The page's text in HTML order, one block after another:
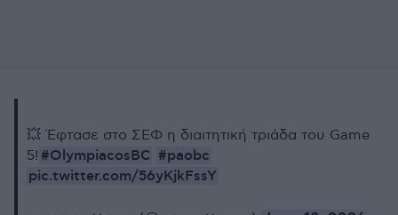
💥 Έφτασε στο ΣΕΦ η διαιτητική τριάδα του Game
5! #OlympiacosBC #paobc
pic.twitter.com/56yKjkFssY